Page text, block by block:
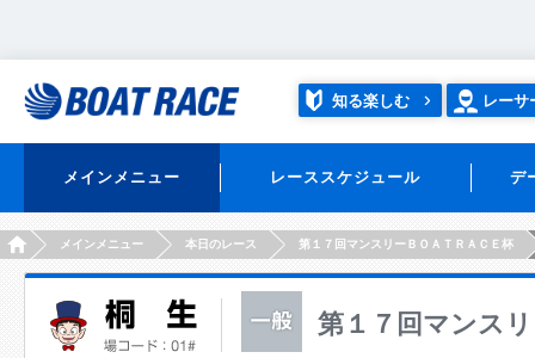
知る楽しむ レーサ
メインメニュー レーススケジュール デ
HOMEメインメニュー 本日のレース 第１７回マンスリーＢＯＡＴＲＡＣＥ杯
第１７回マンス